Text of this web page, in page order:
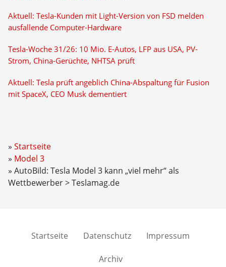
Aktuell: Tesla-Kunden mit Light-Version von FSD melden
ausfallende Computer-Hardware
Tesla-Woche 31/26: 10 Mio. E-Autos, LFP aus USA, PV-
Strom, China-Gerüchte, NHTSA prüft
Aktuell: Tesla prüft angeblich China-Abspaltung für Fusion
mit SpaceX, CEO Musk dementiert
Startseite
Model 3
AutoBild: Tesla Model 3 kann „viel mehr“ als
Wettbewerber > Teslamag.de
Startseite Datenschutz Impressum
Archiv